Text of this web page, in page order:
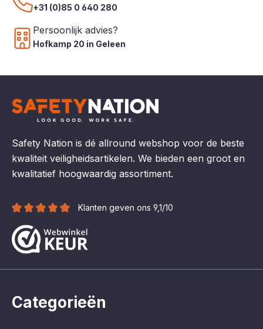
+31 (0)85 0 640 280
Persoonlijk advies?
Hofkamp 20 in Geleen
Safety Nation is dé allround webshop voor de beste
kwaliteit veiligheidsartikelen. We bieden een groot en
kwalitatief hoogwaardig assortiment.
Klanten geven ons 9,1/10
Categorieën